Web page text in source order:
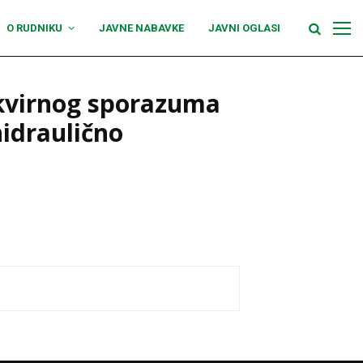
O RUDNIKU JAVNE NABAVKE JAVNI OGLASI
sporazuma